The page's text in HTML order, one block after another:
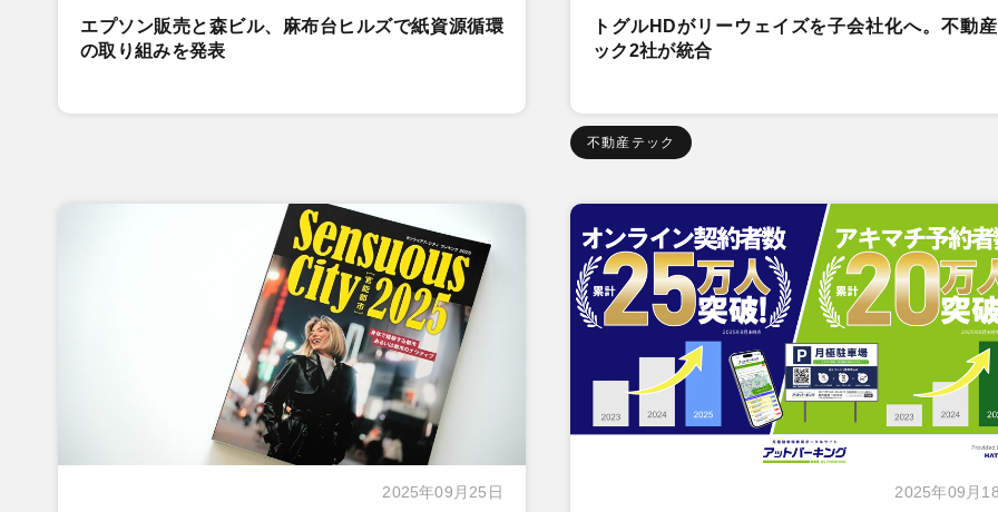
エプソン販売と森ビル、麻布台ヒルズで紙資源循環
の取り組みを発表
トグルHDがリーウェイズを子会社化へ。不動
ック2社が統合
不動産テック
2025年09月25日 2025年09月